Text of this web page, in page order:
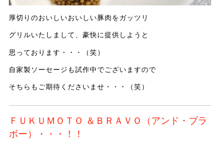
厚切りのおいしいおいしい豚肉をガッツリ
グリルいたしまして、豪快に提供しようと
思っております・・・（笑）
自家製ソーセージも試作中でございますので
そちらもご期待くださいませ・・・（笑）
ＦＵＫＵＭＯＴＯ ＆ＢＲＡＶＯ（アンド・ブラ
ボー）・・・！！